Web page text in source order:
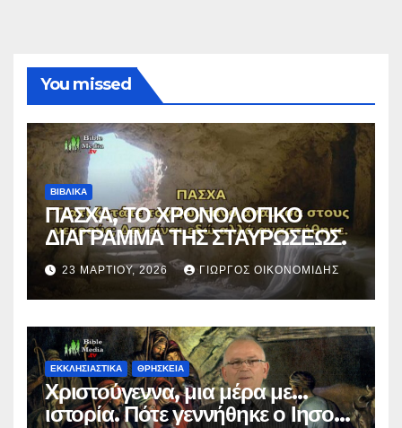
You missed
ΒΙΒΛΙΚΑ
ΠΑΣΧΑ, ΤΟ ΧΡΟΝΟΛΟΓΙΚΟ
ΔΙΑΓΡΑΜΜΑ ΤΗΣ ΣΤΑΥΡΩΣΕΩΣ.
23 ΜΑΡΤΊΟΥ, 2026 ΓΙΏΡΓΟΣ ΟΙΚΟΝΟΜΊΔΗΣ
ΕΚΚΛΗΣΙΑΣΤΙΚΑ ΘΡΗΣΚΕΙΑ
Χριστούγεννα, μια μέρα με…
ιστορία. Πότε γεννήθηκε ο Ιησούς